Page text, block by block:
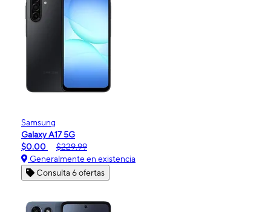
Samsung
Galaxy A17 5G
$0.00
$229.99
Generalmente en existencia
Consulta 6 ofertas